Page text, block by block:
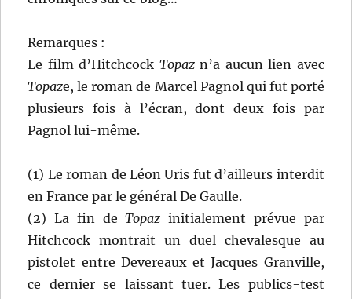
Remarques :
Le film d’Hitchcock Topazn’a aucun lien avec
Topaze, le roman de Marcel Pagnol qui fut porté
plusieurs fois à l’écran, dont deux fois par
Pagnol lui-même.
(1) Le roman de Léon Uris fut d’ailleurs interdit
en France par le général De Gaulle.
(2) La fin deTopaz initialement prévue par
Hitchcock montrait un duel chevalesque au
pistolet entre Devereaux et Jacques Granville,
ce dernier se laissant tuer. Les publics-test